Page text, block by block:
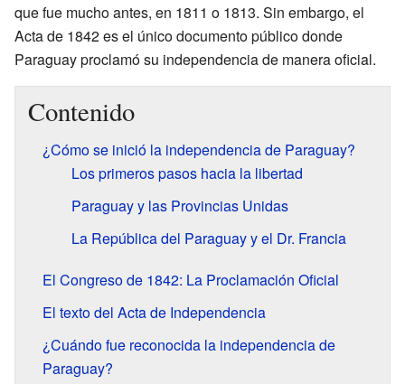
que fue mucho antes, en 1811 o 1813. Sin embargo, el
Acta de 1842 es el único documento público donde
Paraguay proclamó su independencia de manera oficial.
Contenido
¿Cómo se inició la independencia de Paraguay?
Los primeros pasos hacia la libertad
Paraguay y las Provincias Unidas
La República del Paraguay y el Dr. Francia
El Congreso de 1842: La Proclamación Oficial
El texto del Acta de Independencia
¿Cuándo fue reconocida la independencia de
Paraguay?